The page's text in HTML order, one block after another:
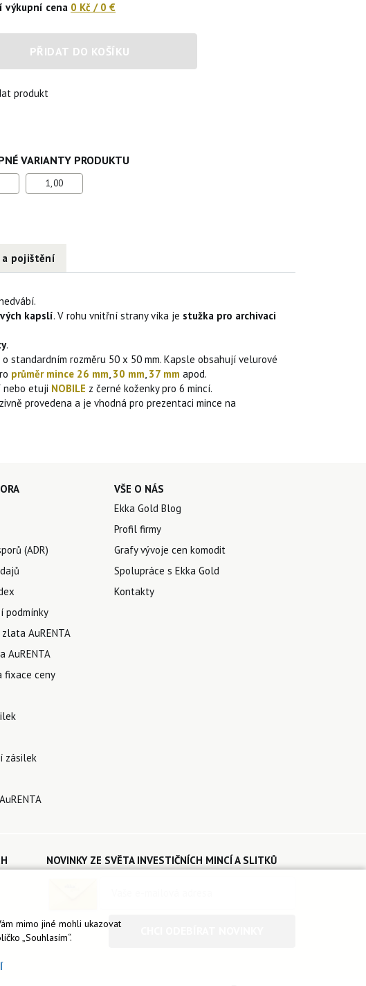
výkupní cena 0 Kč / 0 €
PŘIDAT DO KOŠÍKU
produkt
VARIANTY PRODUKTU
1,00
a pojištění
kapslí. V rohu vnitřní strany víka je stužka pro archivaci
.
standardním rozměru 50 x 50 mm. Kapsle obsahují velurové
průměr mince 26 mm, 30 mm, 37 mm apod.
nebo etuji NOBILE z černé koženky pro 6 mincí.
provedena a je vhodná pro prezentaci mince na
(ADR)
podmínky
AuRENTA
AuRENTA
fixace ceny
zásilek
VŠE O NÁS
Ekka Gold Blog
Profil firmy
Grafy vývoje cen komodit
Spolupráce s Ekka Gold
Kontakty
NOVINKY ZE SVĚTA INVESTIČNÍCH MINCÍ A SLITKŮ
mimo jiné mohli ukazovat
„Souhlasím“.